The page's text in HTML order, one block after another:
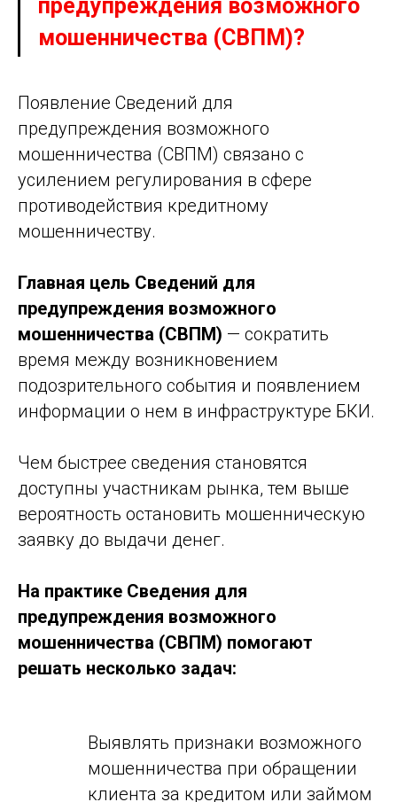
предупреждения возможного
мошенничества (СВПМ)?
Появление Сведений для
предупреждения возможного
мошенничества (СВПМ) связано с
усилением регулирования в сфере
противодействия кредитному
мошенничеству.
Главная цель Сведений для
предупреждения возможного
мошенничества (СВПМ) — сократить
время между возникновением
подозрительного события и появлением
информации о нем в инфраструктуре БКИ.
Чем быстрее сведения становятся
доступны участникам рынка, тем выше
вероятность остановить мошенническую
заявку до выдачи денег.
На практике Сведения для
предупреждения возможного
мошенничества (СВПМ) помогают
решать несколько задач:
Выявлять признаки возможного
мошенничества при обращении
клиента за кредитом или займом